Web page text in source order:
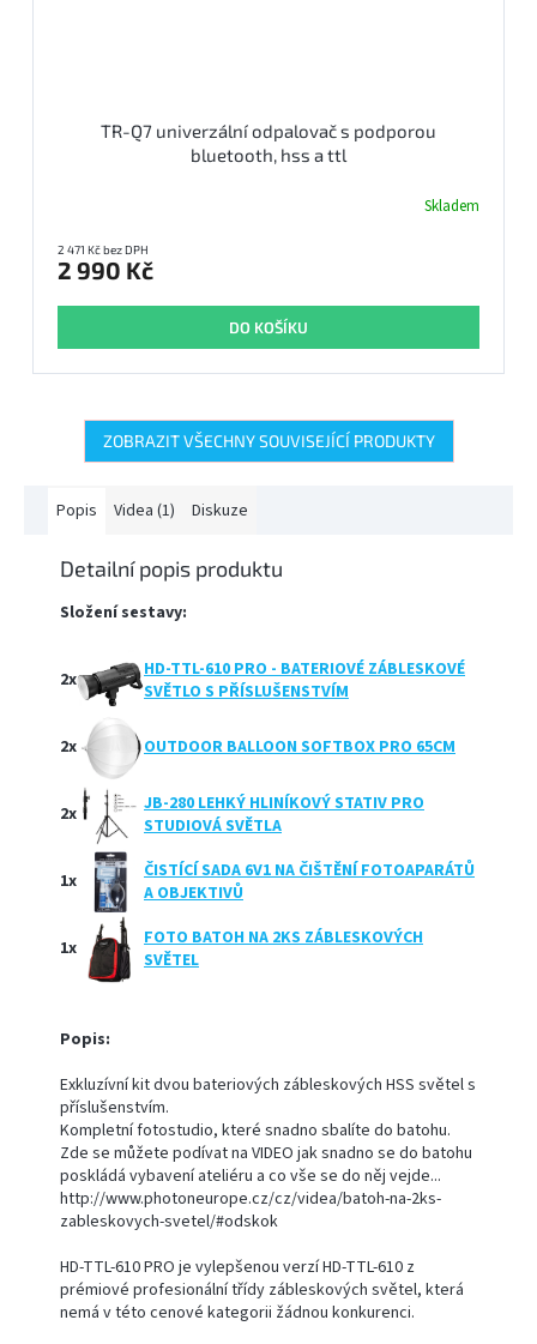
TR-Q7 univerzální odpalovač s podporou
bluetooth, hss a ttl
Skladem
2 471 Kč bez DPH
2 990 Kč
DO KOŠÍKU
ZOBRAZIT VŠECHNY SOUVISEJÍCÍ PRODUKTY
Popis Videa (1) Diskuze
Detailní popis produktu
Složení sestavy:
2x
HD-TTL-610 PRO - BATERIOVÉ ZÁBLESKOVÉ
SVĚTLO S PŘÍSLUŠENSTVÍM
2x OUTDOOR BALLOON SOFTBOX PRO 65CM
2x
JB-280 LEHKÝ HLINÍKOVÝ STATIV PRO
STUDIOVÁ SVĚTLA
1x
ČISTÍCÍ SADA 6V1 NA ČIŠTĚNÍ FOTOAPARÁTŮ
A OBJEKTIVŮ
1x
FOTO BATOH NA 2KS ZÁBLESKOVÝCH
SVĚTEL
Popis:
Exkluzívní kit dvou bateriových zábleskových HSS světel s
příslušenstvím.
Kompletní fotostudio, které snadno sbalíte do batohu.
Zde se můžete podívat na VIDEO jak snadno se do batohu
poskládá vybavení ateliéru a co vše se do něj vejde...
http://www.photoneurope.cz/cz/videa/batoh-na-2ks-
zableskovych-svetel/#odskok
HD-TTL-610 PRO je vylepšenou verzí HD-TTL-610 z
prémiové profesionální třídy zábleskových světel, která
nemá v této cenové kategorii žádnou konkurenci.